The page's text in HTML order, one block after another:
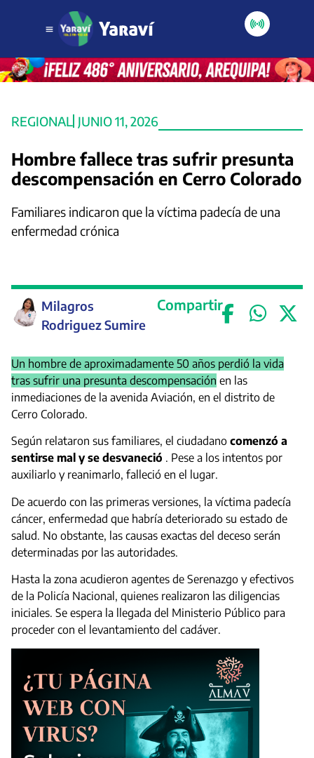
REGIONAL JUNIO 11, 2026
Hombre fallece tras sufrir presunta
descompensación en Cerro Colorado
Familiares indicaron que la víctima padecía de una
enfermedad crónica
Milagros
Rodriguez Sumire
Compartir
Un hombre de aproximadamente 50 años perdió la vida
tras sufrir una presunta descompensación en las
inmediaciones de la avenida Aviación, en el distrito de
Cerro Colorado.
Según relataron sus familiares, el ciudadano comenzó a
sentirse mal y se desvaneció . Pese a los intentos por
auxiliarlo y reanimarlo, falleció en el lugar.
De acuerdo con las primeras versiones, la víctima padecía
cáncer, enfermedad que habría deteriorado su estado de
salud. No obstante, las causas exactas del deceso serán
determinadas por las autoridades.
Hasta la zona acudieron agentes de Serenazgo y efectivos
de la Policía Nacional, quienes realizaron las diligencias
iniciales. Se espera la llegada del Ministerio Público para
proceder con el levantamiento del cadáver.